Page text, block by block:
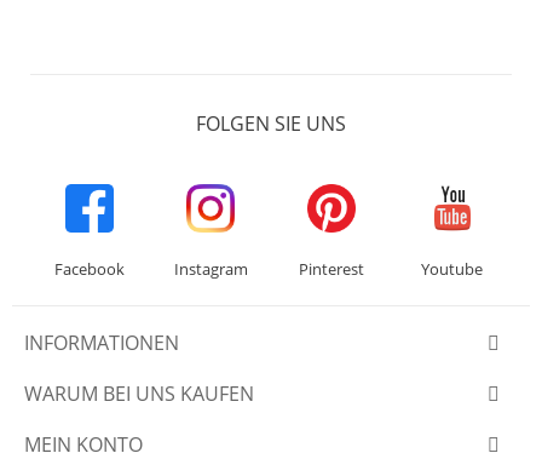
FOLGEN SIE UNS
Facebook Instagram Pinterest Youtube
INFORMATIONEN
WARUM BEI UNS KAUFEN
MEIN KONTO